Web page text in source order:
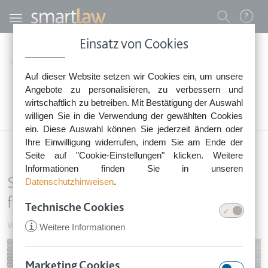
Einsatz von Cookies
Auf dieser Website setzen wir Cookies ein, um unsere
Angebote zu personalisieren, zu verbessern und
wirtschaftlich zu betreiben. Mit Bestätigung der Auswahl
willigen Sie in die Verwendung der gewählten Cookies
ein. Diese Auswahl können Sie jederzeit ändern oder
Ihre Einwilligung widerrufen, indem Sie am Ende der
Seite auf "Cookie-Einstellungen" klicken. Weitere
Informationen finden Sie in unseren
Datenschutzhinweisen.
Technische Cookies
i Weitere Informationen
Direkt zum Inhalt
0800 - 268 4 268 (kostenfrei)
Sie erreichen unser Service-Team:
Montag bis Freitag: 8-18 Uhr
Keine Rechtsberatung.
Benutzermenü
Startseite
Wohnungseigentum & Grundbesitz
Sturz in Stöckelschuhen: Wer haftet fürs Hängenbleiben im Gitterrost?
Sturz in Stöckelschuhen: Wer haftet
fürs Hängenbleiben im Gitterrost?
Wohnungseigentum & Grundbesitz
Image